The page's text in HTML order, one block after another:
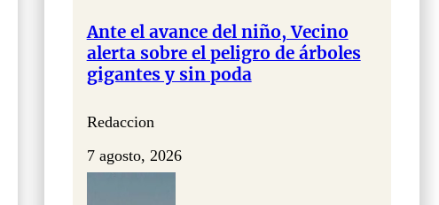
Ante el avance del niño, Vecino
alerta sobre el peligro de árboles
gigantes y sin poda
Redaccion
7 agosto, 2026